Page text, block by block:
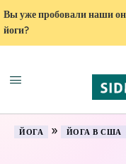
Вы уже пробовали наши
йоги?
ЙОГА » ЙОГА В США